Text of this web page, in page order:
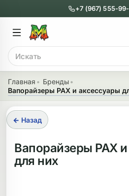
+7 (967) 555-
Поиск
Главное меню
Бонги
с перколятором
Главная
Бренды
Вапорайзеры PAX и аксессуары
← Назад
Вапорайзеры PAX
для них